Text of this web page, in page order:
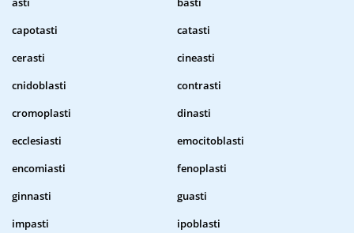
capotasti
catasti
cerasti
cineasti
cnidoblasti
contrasti
cromoplasti
dinasti
ecclesiasti
emocitoblasti
encomiasti
fenoplasti
ginnasti
guasti
impasti
ipoblasti